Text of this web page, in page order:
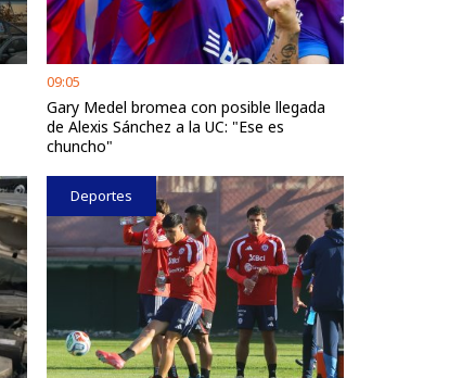
09:05
Gary Medel bromea con posible llegada
de Alexis Sánchez a la UC: "Ese es
chuncho"
Deportes